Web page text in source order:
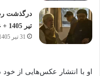
تیر 1405 + علت فوت
31 تیر 1405
او با انتشار عکس‌هایی از